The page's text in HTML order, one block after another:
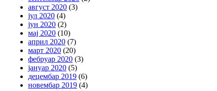
август 2020 (3)
јул 2020 (4)
јун 2020 (2)
мај 2020 (10)
април 2020 (7)
март 2020 (20)
фебруар 2020 (3)
јануар 2020 (5)
децембар 2019 (6)
новембар 2019 (4)